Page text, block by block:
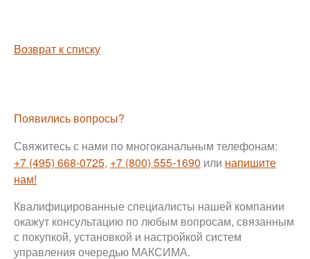
Возврат к списку
Появились вопросы?
Свяжитесь с нами по многоканальным телефонам:
+7 (495) 668-0725, +7 (800) 555-1690 или напишите
нам!
Квалифицированные специалисты нашей компании
окажут консультацию по любым вопросам, связанным
с покупкой, установкой и настройкой систем
управления очередью МАКСИМА.